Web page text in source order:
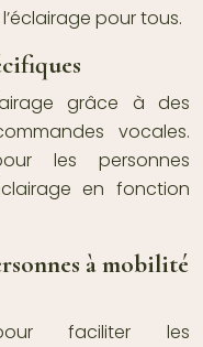
pour tous.
grâce à des
vocales.
les personnes
en fonction
à mobilité
faciliter les